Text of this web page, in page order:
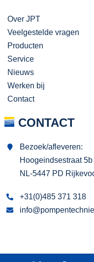
Over JPT
Veelgestelde vragen
Producten
Service
Nieuws
Werken bij
Contact
CONTACT
Bezoek/afleveren:
Hoogeindsestraat 5b
NL-5447 PD
+31(0)485 371 318